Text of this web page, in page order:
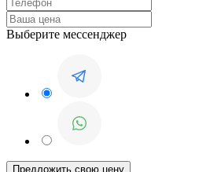
Выберите мессенджер